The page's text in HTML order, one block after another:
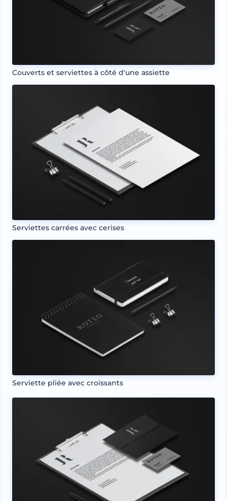
Couverts et serviettes à côté d'une assiette
Serviettes carrées avec cerises
Serviette pliée avec croissants